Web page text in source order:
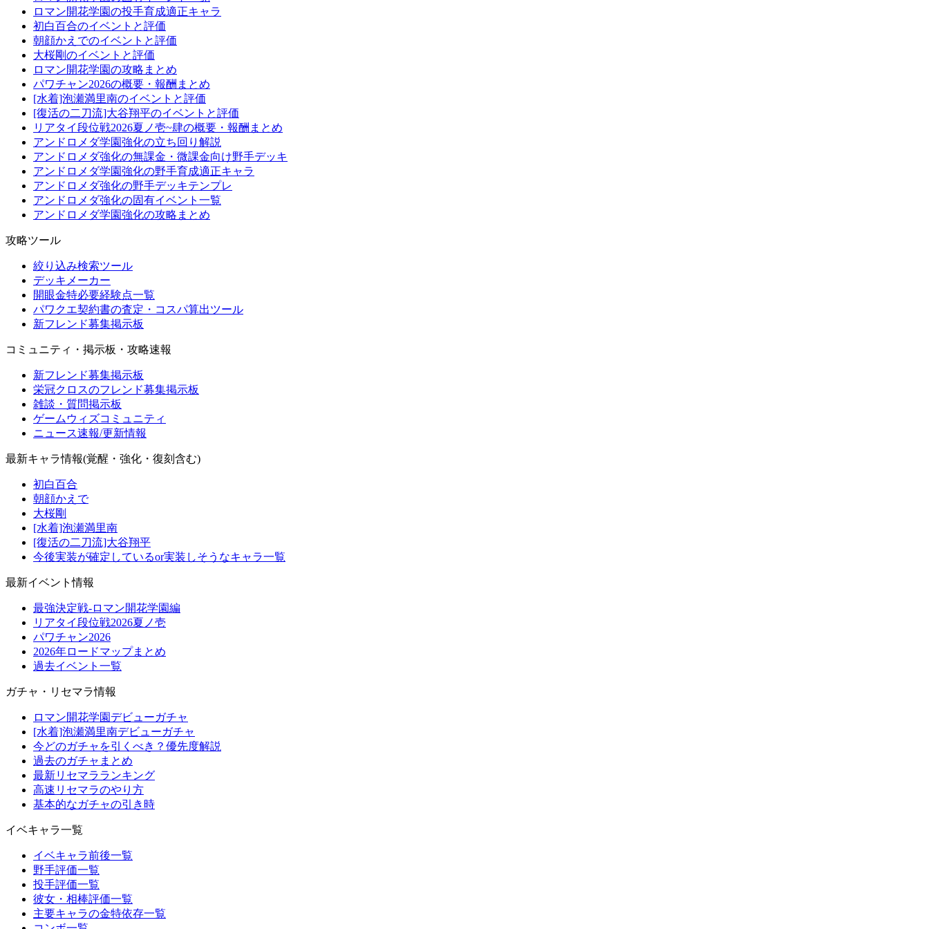
ロマン開花学園の投手育成適正キャラ
初白百合のイベントと評価
朝顔かえでのイベントと評価
大桜剛のイベントと評価
ロマン開花学園の攻略まとめ
パワチャン2026の概要・報酬まとめ
[水着]泡瀬満里南のイベントと評価
[復活の二刀流]大谷翔平のイベントと評価
リアタイ段位戦2026夏ノ壱~肆の概要・報酬まとめ
アンドロメダ学園強化の立ち回り解説
アンドロメダ強化の無課金・微課金向け野手デッキ
アンドロメダ学園強化の野手育成適正キャラ
アンドロメダ強化の野手デッキテンプレ
アンドロメダ強化の固有イベント一覧
アンドロメダ学園強化の攻略まとめ
攻略ツール
絞り込み検索ツール
デッキメーカー
開眼金特必要経験点一覧
パワクエ契約書の査定・コスパ算出ツール
新フレンド募集掲示板
コミュニティ・掲示板・攻略速報
新フレンド募集掲示板
栄冠クロスのフレンド募集掲示板
雑談・質問掲示板
ゲームウィズコミュニティ
ニュース速報/更新情報
最新キャラ情報(覚醒・強化・復刻含む)
初白百合
朝顔かえで
大桜剛
[水着]泡瀬満里南
[復活の二刀流]大谷翔平
今後実装が確定しているor実装しそうなキャラ一覧
最新イベント情報
最強決定戦-ロマン開花学園編
リアタイ段位戦2026夏ノ壱
パワチャン2026
2026年ロードマップまとめ
過去イベント一覧
ガチャ・リセマラ情報
ロマン開花学園デビューガチャ
[水着]泡瀬満里南デビューガチャ
今どのガチャを引くべき？優先度解説
過去のガチャまとめ
最新リセマラランキング
高速リセマラのやり方
基本的なガチャの引き時
イベキャラ一覧
イベキャラ前後一覧
野手評価一覧
投手評価一覧
彼女・相棒評価一覧
主要キャラの金特依存一覧